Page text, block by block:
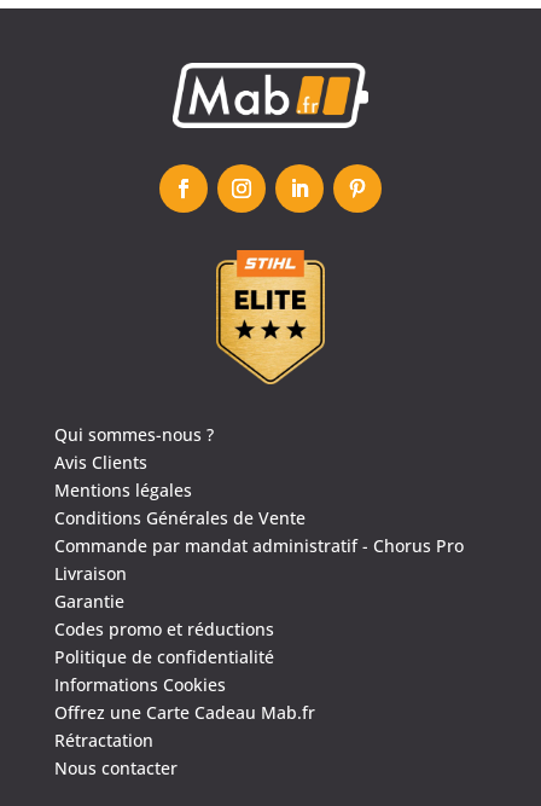
Qui sommes-nous ?
Avis Clients
Mentions légales
Conditions Générales de Vente
Commande par mandat administratif - Chorus Pro
Livraison
Garantie
Codes promo et réductions
Politique de confidentialité
Informations Cookies
Offrez une Carte Cadeau Mab.fr
Rétractation
Nous contacter